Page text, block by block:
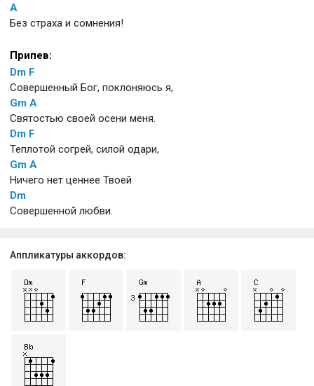
A
Без страха и сомнения!
Припев:
Dm F
Совершенный Бог, поклоняюсь я,
Gm A
Святостью своей осени меня.
Dm F
Теплотой согрей, силой одари,
Gm A
Ничего нет ценнее Твоей
Dm
Совершенной любви.
Аппликатуры аккордов: